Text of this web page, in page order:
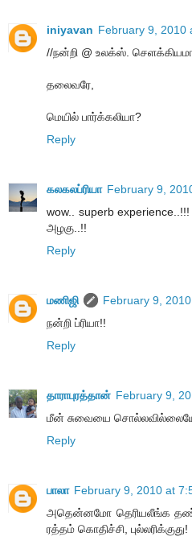
iniyavan February 9, 2010
//நன்றி @ உலக்ஸ்.
தலைவரே,
மெயில் பார்க்கலியா?
Reply
கலகலப்ரியா February 9,
wow.. superb
அழகு..!!
Reply
மணிஜி
February 9,
நன்றி ப்ரியா!!
Reply
தாராபுரத்தான் February 9,
மீன் சுவையை
Reply
பாலா February 9, 2010 at
அதென்னமோ தெரியலீங்க
ரத்தம் கொதிச்சி, புல்லரிக்குது!